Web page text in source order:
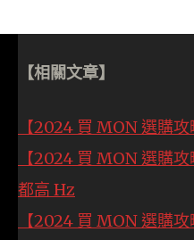
【相關文章】
【2024 買 MON 選購
【2024 買 MON 選購
都高 Hz
【2024 買 MON 選購